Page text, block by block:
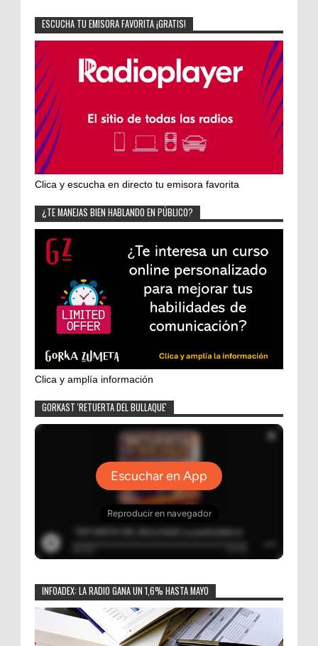
ESCUCHA TU EMISORA FAVORITA ¡GRATIS!
Clica y escucha en directo tu emisora favorita
¿TE MANEJAS BIEN HABLANDO EN PÚBLICO?
Clica y amplía información
GORKAST 'RETUERTA DEL BULLAQUE'
INFOADEX: LA RADIO GANA UN 1,6% HASTA MAYO